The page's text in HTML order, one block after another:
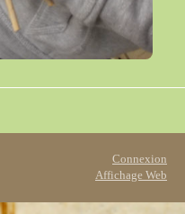
Connexion
Affichage Web